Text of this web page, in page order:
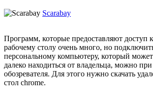
Scarabay
Программ, которые предоставляют доступ
рабочему столу очень много, но
персональному компьютеру, который
далеко находиться от владельца, можно
обозревателя. Для этого нужно скачать
стол chrome.